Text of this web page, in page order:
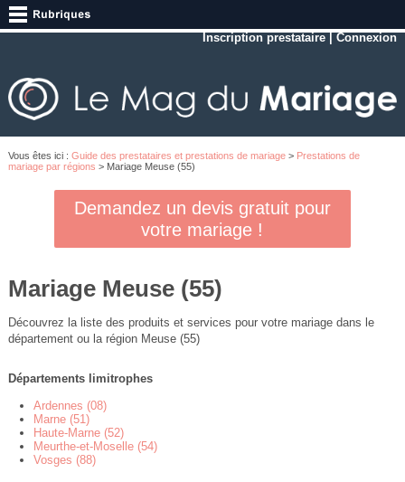
Inscription prestataire |Connexion
Vous êtes ici : Guide des prestataires et prestations de mariage> Prestations de
mariage par régions > Mariage Meuse (55)
Demandez un devis gratuit pour
votre mariage !
Mariage Meuse (55)
Découvrez la liste des produits et services pour votre mariage dans le
département ou la région Meuse (55)
Départements limitrophes
Ardennes (08)
Marne (51)
Haute-Marne (52)
Meurthe-et-Moselle (54)
Vosges (88)